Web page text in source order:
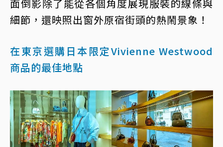
面倒影除了能從各個角度展現服裝的線條與
細節，還映照出窗外原宿街頭的熱鬧景象！
在東京選購日本限定Vivienne Westwood
商品的最佳地點